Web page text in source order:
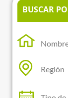
BUSCAR